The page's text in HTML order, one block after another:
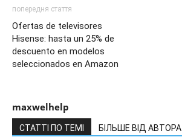
попередня стаття
Ofertas de televisores
Hisense: hasta un 25% de
descuento en modelos
seleccionados en Amazon
maxwelhelp
СТАТТІ ПО ТЕМІ БІЛЬШЕ ВІД АВТОРА